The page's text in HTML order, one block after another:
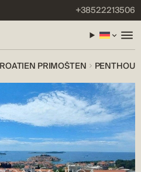
+38522213506
PRIMOŠTEN